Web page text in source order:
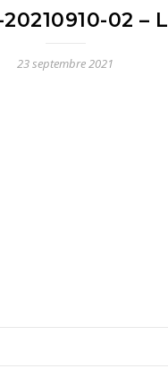
20210910-02 – L
23 septembre 2021